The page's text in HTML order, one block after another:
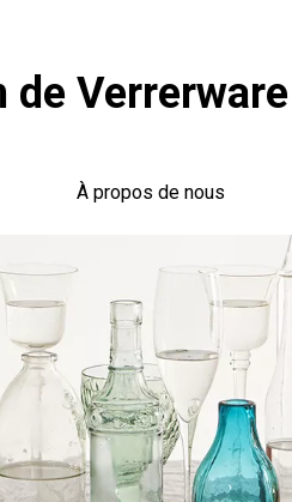
de
À propos de nous